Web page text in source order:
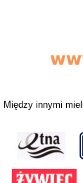
Między innymi